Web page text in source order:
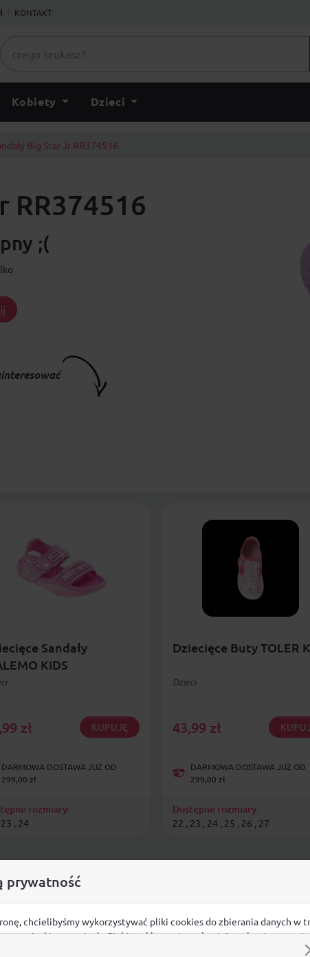
KONTAKT
Kobiety Dzieci
Big Star Jr RR374516
RR374516
;(
Sandały
KIDS
zł KUPUJĘ
DARMOWA DOSTAWA JUŻ OD
299,00 zł
rozmiary:
, 24
Dziecięce Buty TOLER
Dzieci
43,99 zł
DARMOWA DOSTAWA JUŻ OD
299,00 zł
Dostępne rozmiary:
22 , 23 , 24 , 25 , 26 , 27
prywatność
chcielibyśmy wykorzystywać pliki cookies do zbierania danych w
stronie, kierowania do Ciebie reklam w innych miejscach w
poniżej, by wyrazić zgodę lub przejdź do ustawień, by dokonać